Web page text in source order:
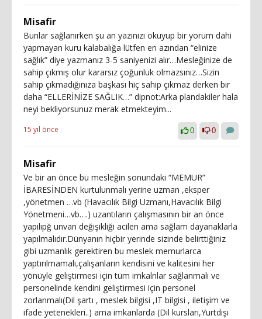
Misafir
Bunlar sağlanırken şu an yazınızı okuyup bir yorum dahi
yapmayan kuru kalabalığa lütfen en azından “elinize
sağlık” diye yazmanız 3-5 saniyenizi alır…Mesleğinize de
sahip çıkmış olur kararsız çoğunluk olmazsınız…Sizin
sahip çıkmadığınıza başkası hiç sahip çıkmaz derken bir
daha “ELLERİNİZE SAĞLIK…” dipnot:Arka plandakiler hala
neyi bekliyorsunuz merak etmekteyim...
15 yıl önce 0 0
Misafir
Ve bir an önce bu mesleğin sonundaki “MEMUR”
İBARESİNDEN kurtulunmalı yerine uzman ,eksper
,yönetmen …vb (Havacılık Bilgi Uzmanı,Havacılık Bilgi
Yönetmeni…vb….) uzantıların çalışmasının bir an önce
yapılıpğ unvan değişikliği acilen ama sağlam dayanaklarla
yapılmalıdır.Dünyanın hiçbir yerinde sizinde belirttiğiniz
gibi uzmanlık gerektiren bu meslek memurlarca
yaptırılmamalı,çalışanların kendisini ve kalitesini her
yönüyle geliştirmesi için tüm imkalnlar sağlanmalı ve
personelinde kendini geliştirmesi için personel
zorlanmalı(Dil şartı , meslek bilgisi ,IT bilgisi , iletişim ve
ifade yetenekleri..) ama imkanlarda (Dil kursları,Yurtdışı